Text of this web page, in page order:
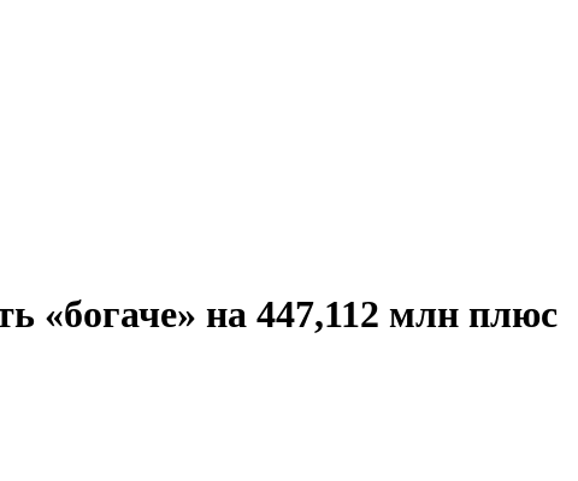
«богаче» на 447,112 млн плюс